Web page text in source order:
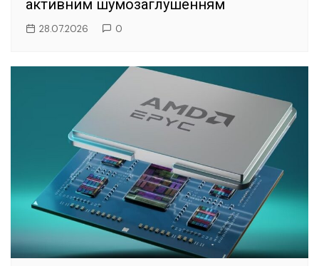
активним шумозаглушенням
28.07.2026 0